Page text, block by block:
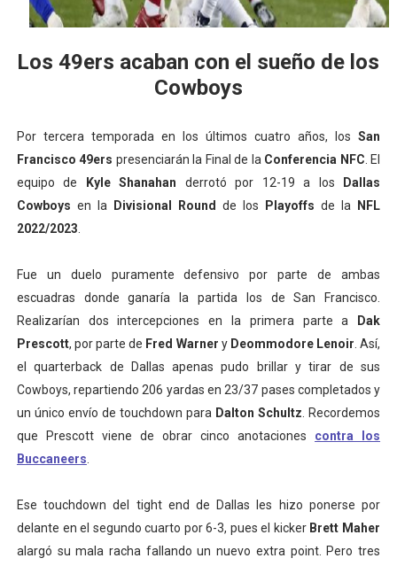
Los 49ers acaban con el sueño de los
Cowboys
Por tercera temporada en los últimos cuatro años, losSan
Francisco 49ers presenciarán la Final de la Conferencia NFC . El
equipo de
Kyle Shanahan derrotó por 12-19 a los
Dallas
Cowboys en la Divisional Round de los Playoffsde la
NFL
2022/2023
Fue un duelo puramente defensivo por parte de ambas
escuadras donde ganaría la partida los de San Francisco.
Realizarían dos intercepciones en la primera parte a
Dak
Prescott, por parte de Fred Warner y Deommodore Lenoir . Así,
el quarterback de Dallas apenas pudo brillar y tirar de sus
Cowboys, repartiendo 206 yardas en 23/37 pases completados y
un único envío de touchdown para Dalton Schultz . Recordemos
que Prescott viene de obrar cinco anotaciones contra los
Buccaneers
Ese touchdown del tight end de Dallas les hizo ponerse por
delante en el segundo cuarto por 6-3, pues el kicker Brett Maher
alargó su mala racha fallando un nuevo extra point. Pero tres